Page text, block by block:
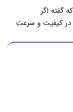
گفته اگر
در کیفیت و سرعت